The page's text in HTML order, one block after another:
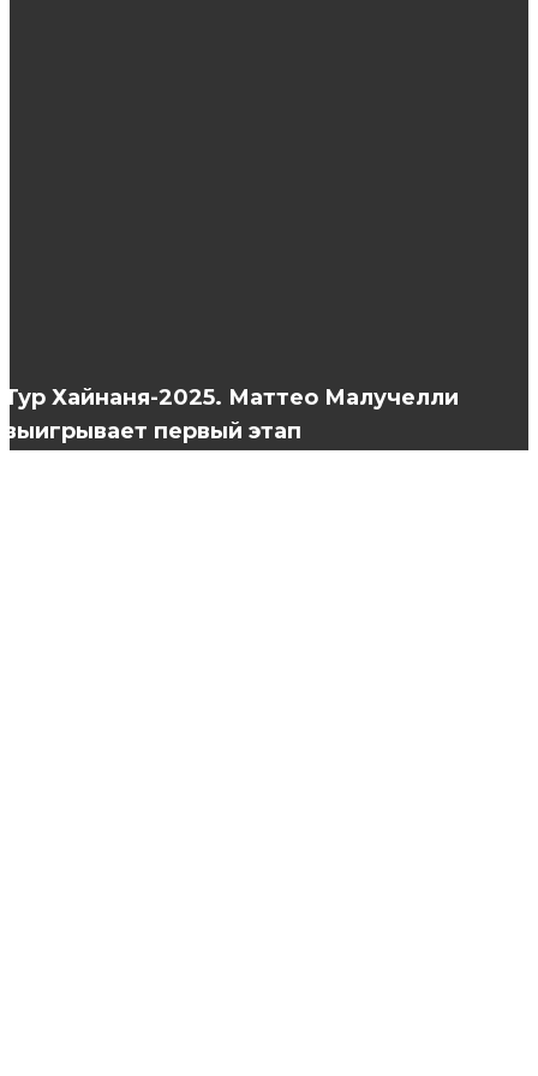
Тур Хайнаня-2025. Маттео Малучелли
выигрывает первый этап